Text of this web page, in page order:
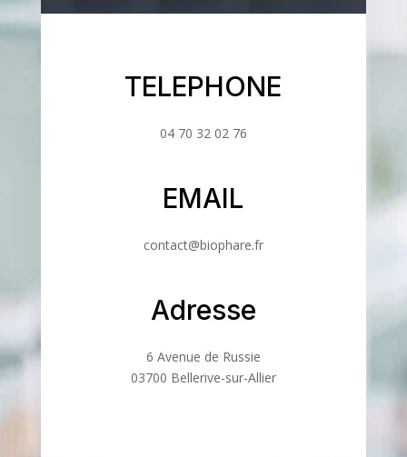
TELEPHONE
04 70 32 02 76
EMAIL
contact@biophare.fr
Adresse
6 Avenue de Russie
03700 Bellerive-sur-Allier